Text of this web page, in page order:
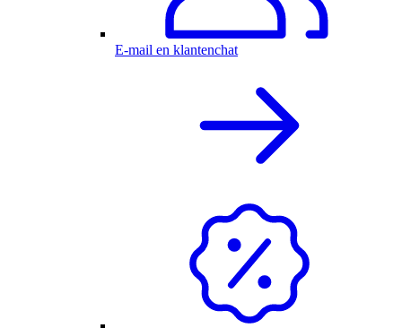
E-mail en klantenchat